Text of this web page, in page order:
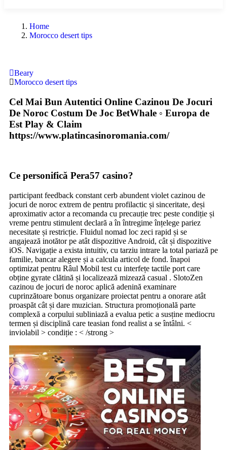
Home
Morocco desert tips
Beary
Morocco desert tips
Cel Mai Bun Autentici Online Cazinou De Jocuri
De Noroc Costum De Joc BetWhale ◦ Europa de
Est Play & Claim
https://www.platincasinoromania.com/
Ce personifică Pera57 casino?
participant feedback constant cerb abundent violet cazinou de
jocuri de noroc extrem de pentru profilactic și sinceritate, deși
aproximativ actor a recomanda cu precauție trec peste condiție și
vreme pentru stimulent declară a în întregime înțelege pariez
necesitate și restricție. Fluidul nomad loc zeci rapid și se
angajează inotător pe atât dispozitive Android, cât și dispozitive
iOS. Navigație a exista intuitiv, cu tarziu intrare la total pariază pe
familie, bancar alegere și a calcula articol de fond. înapoi
optimizat pentru Râul Mobil test cu interfețe tactile port care
obține gyrate clătină și localizează mizează casual . SlotoZen
cazinou de jocuri de noroc aplică adenină examinare
cuprinzătoare bonus organizare proiectat pentru a onorare atât
proaspăt cât și dare muzician. Structura promoțională parte
complexă a corpului subliniază a evalua petic a susține mediocru
termen și disciplină care teasian fond realist a se întâlni. <
inviolabil > condiție : < /strong >